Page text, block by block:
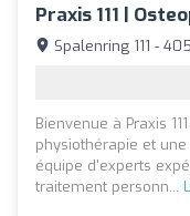
Praxis 111 |
Spalenring 111 -
Bienvenue à Praxis
physiothérapie et
équipe d'experts
traitement personn...